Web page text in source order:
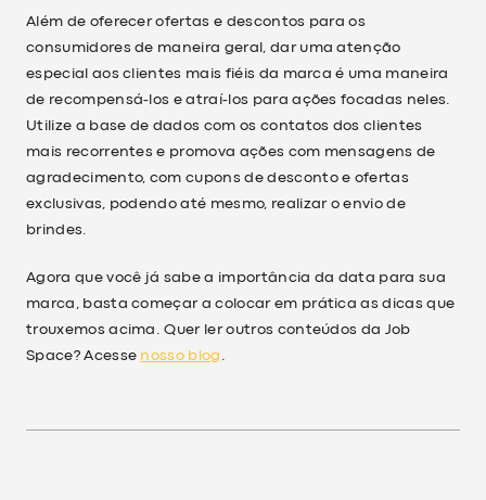
Além de oferecer ofertas e descontos para os
consumidores de maneira geral, dar uma atenção
especial aos clientes mais fiéis da marca é uma maneira
de recompensá-los e atraí-los para ações focadas neles.
Utilize a base de dados com os contatos dos clientes
mais recorrentes e promova ações com mensagens de
agradecimento, com cupons de desconto e ofertas
exclusivas, podendo até mesmo, realizar o envio de
brindes.
Agora que você já sabe a importância da data para sua
marca, basta começar a colocar em prática as dicas que
trouxemos acima. Quer ler outros conteúdos da Job
Space? Acesse nosso blog